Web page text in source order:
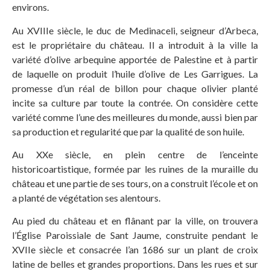
environs.
Au XVIIIe siècle, le duc de Medinaceli, seigneur d’Arbeca,
est le propriétaire du château. Il a introduit à la ville la
variété d’olive arbequine apportée de Palestine et à partir
de laquelle on produit l’huile d’olive de Les Garrigues. La
promesse d’un réal de billon pour chaque olivier planté
incite sa culture par toute la contrée. On considère cette
variété comme l’une des meilleures du monde, aussi bien par
sa production et regularité que par la qualité de son huile.
Au XXe siècle, en plein centre de l’enceinte
historicoartistique, formée par les ruines de la muraille du
château et une partie de ses tours, on a construit l’école et on
a planté de végétation ses alentours.
Au pied du château et en flânant par la ville, on trouvera
l’Église Paroissiale de Sant Jaume, construite pendant le
XVIIe siècle et consacrée l’an 1686 sur un plant de croix
latine de belles et grandes proportions. Dans les rues et sur